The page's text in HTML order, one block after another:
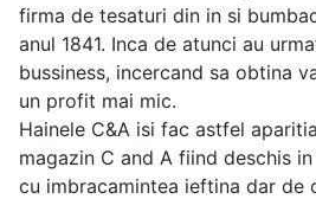
firma de tesaturi din in si
anul 1841. Inca de atunci au
bussiness, incercand sa obtina
un profit mai mic.
Hainele C&A isi fac astfel
magazin C and A fiind deschis
cu imbracamintea ieftina dar de